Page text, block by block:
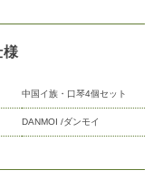
様
中国イ族・口琴4個セット
DANMOI /ダンモイ